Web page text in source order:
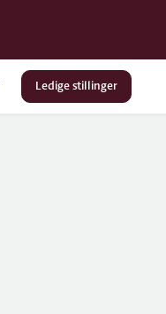
Ledige stillinger